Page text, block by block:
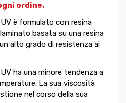
ordine.
è formulato con resina
basata su una resina
alto grado di resistenza ai
ha una minore tendenza a
La sua viscosità
nel corso della sua